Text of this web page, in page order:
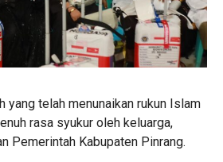
yang telah menunaikan rukun Islam
rasa syukur oleh keluarga,
Pemerintah Kabupaten Pinrang.